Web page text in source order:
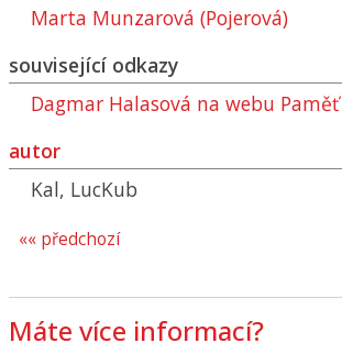
Marta Munzarová (Pojerová)
související odkazy
Dagmar Halasová na webu
autor
Kal, LucKub
«« předchozí
Máte více informací?